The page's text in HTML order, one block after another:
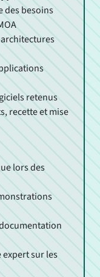
des besoins
retenus
recette et mise
lors des
sur les